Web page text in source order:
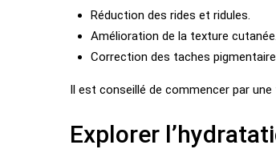
Réduction des rides et ridules.
Amélioration de la texture cutanée.
Correction des taches
Il est conseillé de commencer par
Explorer